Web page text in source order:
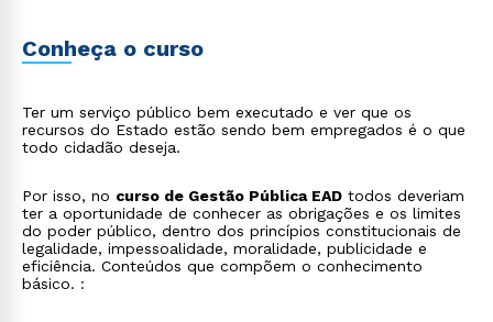
Conheça o curso
Ter um serviço público bem executado e ver que os
recursos do Estado estão sendo bem empregados é o que
todo cidadão deseja.
Por isso, no curso de Gestão Pública EAD todos deveriam
ter a oportunidade de conhecer as obrigações e os limites
do poder público, dentro dos princípios constitucionais de
legalidade, impessoalidade, moralidade, publicidade e
eficiência. Conteúdos que compõem o conhecimento
básico. :